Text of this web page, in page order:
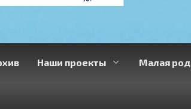
Наши проекты Малая